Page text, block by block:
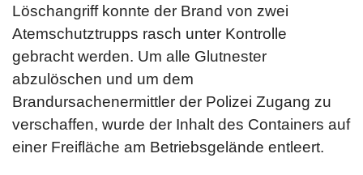
Löschangriff konnte der Brand von zwei
Atemschutztrupps rasch unter Kontrolle
gebracht werden. Um alle Glutnester
abzulöschen und um dem
Brandursachenermittler der Polizei Zugang zu
verschaffen, wurde der Inhalt des Containers auf
einer Freifläche am Betriebsgelände entleert.